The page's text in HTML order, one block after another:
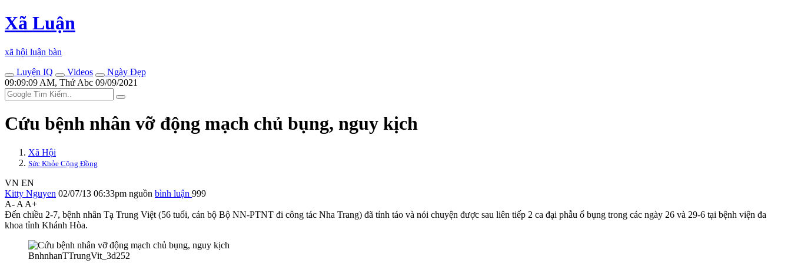
Xã Luận
xã hội luận bàn
Luyện IQ
Videos
Ngày Đẹp
09:09:09 AM, Thứ Abc 09/09/2021
Cứu bệnh nhân vỡ động mạch chủ bụng, nguy kịch
Xã Hội
Sức Khỏe Cộng Đồng
VN EN
Kitty Nguyen 02/07/13 06:33pm nguồn bình luận 999
A- A A+
Đến chiều 2-7, bệnh nhân Tạ Trung Việt (56 tuổi, cán bộ Bộ NN-PTNT đi công tác Nha Trang) đã tỉnh táo và nói chuyện được sau liên tiếp 2 ca đại phẫu ổ bụng trong các ngày 26 và 29-6 tại bệnh viện đa
khoa tỉnh Khánh Hòa.
BnhnhanTTrungVit_3d252